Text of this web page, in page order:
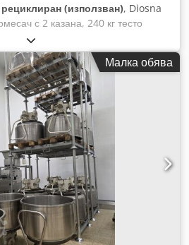
(използван), Diosna
с 2 казана, 240 кг тесто
с фрикционни колела и честотен
контролен панел Diosna
на температурата По-кратко
цикли на тестото
Djdpfx Alsv S Aafexsck
Оптимален за всички видове тесто
150 кг Капацитет на казана:
Малка обява